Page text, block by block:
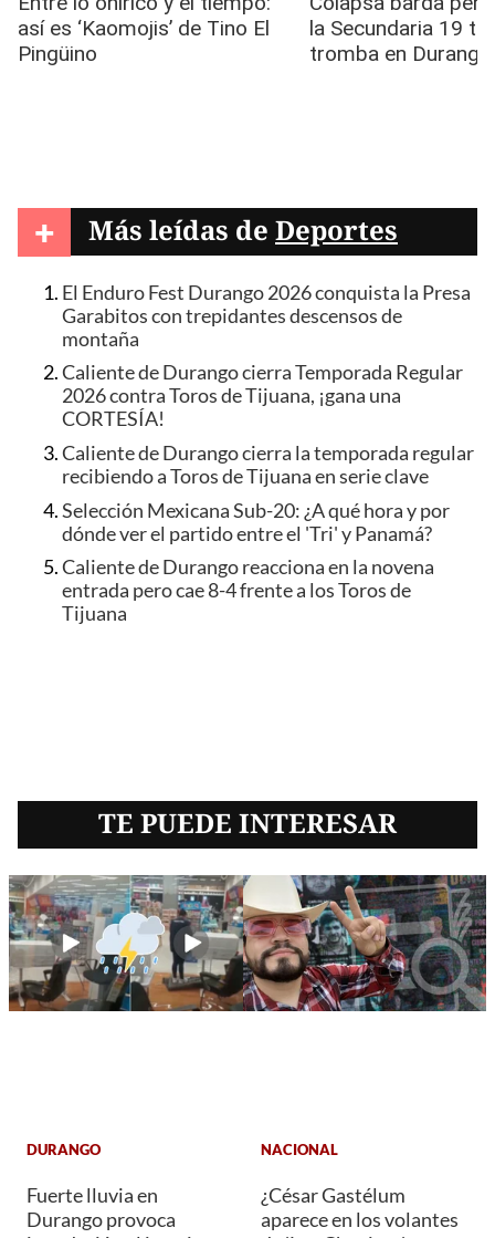
+ Más leídas de Deportes
El Enduro Fest Durango 2026 conquista la Presa
Garabitos con trepidantes descensos de
montaña
Caliente de Durango cierra Temporada Regular
2026 contra Toros de Tijuana, ¡gana una
CORTESÍA!
Caliente de Durango cierra la temporada regular
recibiendo a Toros de Tijuana en serie clave
Selección Mexicana Sub-20: ¿A qué hora y por
dónde ver el partido entre el 'Tri' y Panamá?
Caliente de Durango reacciona en la novena
entrada pero cae 8-4 frente a los Toros de
Tijuana
TE PUEDE INTERESAR
DURANGO
Fuerte lluvia en
Durango provoca
NACIONAL
¿César Gastélum
aparece en los volantes